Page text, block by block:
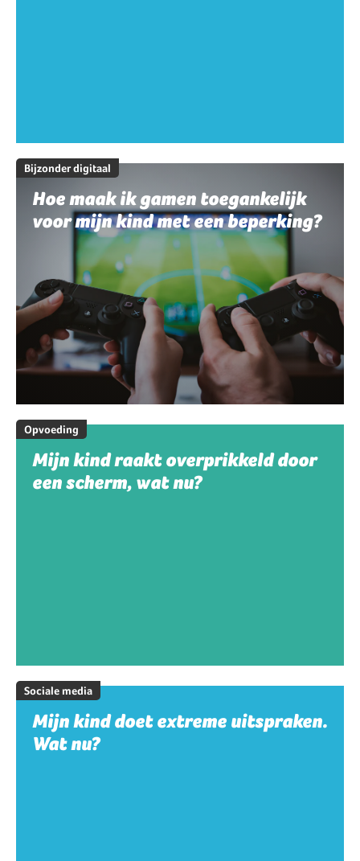
Bijzonder digitaal
Hoe maak ik gamen toegankelijk
voor mijn kind met een beperking?
Opvoeding
Mijn kind raakt overprikkeld door
een scherm, wat nu?
Sociale media
Mijn kind doet extreme uitspraken.
Wat nu?